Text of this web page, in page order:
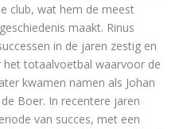
club, wat hem de meest
maakt. Rinus
in de jaren zestig en
het totaalvoetbal waarvoor de
kwamen namen als Johan
Boer. In recentere jaren
van succes, met een